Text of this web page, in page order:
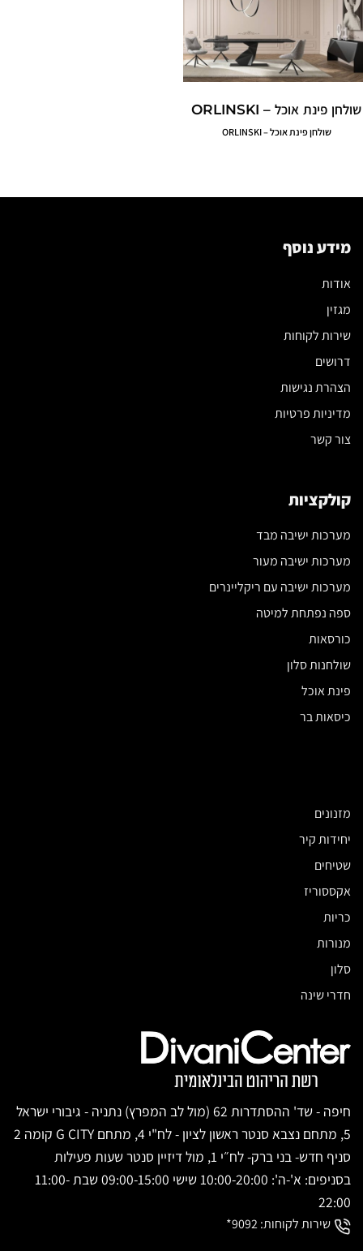
שולחן פינת אוכל – ORLINSKI
שולחן פינת אוכל – ORLINSKI
מידע נוסף
אודות
מגזין
שירות לקוחות
דרושים
הצהרת נגישות
מדיניות פרטיות
צור קשר
קולקציות
מערכות ישיבה מבד
מערכות ישיבה מעור
מערכות ישיבה עם ריקליינרים
ספה נפתחת למיטה
כורסאות
שולחנות סלון
פינת אוכל
כיסאות בר
מזנונים
יחידות קיר
שטיחים
אקססוריז
כריות
מנורות
סלון
חדרי שינה
חיפה - שד' ההסתדרות 62 (מול לב המפרץ) נתניה - גיבורי ישראל
5, מתחם נצבא סנטר ראשון לציון - לח"י 4, מתחם G CITY קומה 2
סניף חדש- בני ברק- לח״י 1, מול דיזיין סנטר שעות פעילות
בסניפים: א'-ה': 10:00-20:00 שישי 09:00-15:00 שבת 11:00-
22:00
שירות לקוחות:9092*